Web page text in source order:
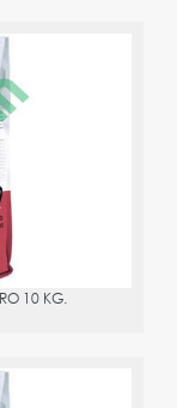
10 KG.